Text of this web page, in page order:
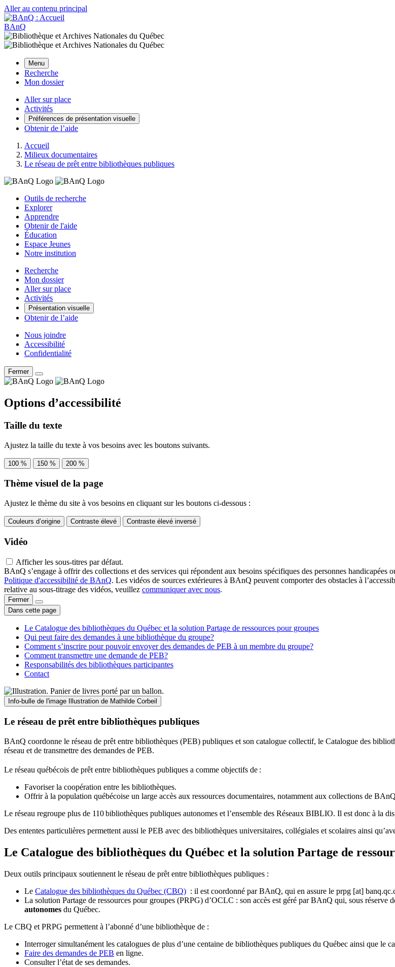
Aller au contenu principal
BAnQ
Menu
Recherche
Mon dossier
Aller sur place
Activités
Préférences de présentation visuelle
Obtenir de l’aide
Accueil
Milieux documentaires
Le réseau de prêt entre bibliothèques publiques
Outils de recherche
Explorer
Apprendre
Obtenir de l'aide
Éducation
Espace Jeunes
Notre institution
Recherche
Mon dossier
Aller sur place
Activités
Présentation visuelle
Obtenir de l’aide
Nous joindre
Accessibilité
Confidentialité
Fermer
Options d’accessibilité
Taille du texte
Ajustez la taille du texte à vos besoins avec les boutons suivants.
100 % 150 % 200 %
Thème visuel de la page
Ajustez le thème du site à vos besoins en cliquant sur les boutons ci-dessous :
Couleurs d’origine Contraste élevé Contraste élevé inversé
Vidéo
Afficher les sous-titres par défaut.
BAnQ s’engage à offrir des collections et des services qui répondent aux besoins spécifiques des personnes
Politique d'accessibilité de BAnQ. Les vidéos de sources extérieures à BAnQ peuvent comporter des obstacles à
relative au sous-titrage des vidéos, veuillez communiquer avec nous.
Fermer
Dans cette page
Le Catalogue des bibliothèques du Québec et la solution Partage de ressources pour groupes
Qui peut faire des demandes à une bibliothèque du groupe?
Comment s’inscrire pour pouvoir envoyer des demandes de PEB à un membre du groupe?
Comment transmettre une demande de PEB?
Responsabilités des bibliothèques participantes
Contact
Info-bulle de l'image Illustration de Mathilde Corbeil
Le réseau de prêt entre bibliothèques publiques
BAnQ coordonne le réseau de prêt entre bibliothèques (PEB) publiques et son catalogue collectif, le Catalogue des
réseau et de transmettre des demandes de PEB.
Le réseau québécois de prêt entre bibliothèques publiques a comme objectifs de :
Favoriser la coopération entre les bibliothèques.
Offrir à la population québécoise un large accès aux ressources documentaires, notamment aux collections de
Le réseau regroupe plus de 110bibliothèques publiques autonomes et l’ensemble des Réseaux BIBLIO. Il est donc à la
Des ententes particulières permettent aussi le PEB avec des bibliothèques universitaires, collégiales et scolaires ainsi
Le Catalogue des bibliothèques du Québec et la solution Partage de
Deux outils principaux soutiennent le réseau de prêt entre bibliothèques publiques :
Le Catalogue des bibliothèques du Québec (CBQ) : il est coordonné par BAnQ, qui en assure le prpg [at]
La solution Partage de ressources pour groupes (PRPG) d’OCLC : son accès est géré par BAnQ qui, sous
autonomes du Québec.
Le CBQ et PRPG permettent à l’abonné d’une bibliothèque de :
Interroger simultanément les catalogues de plus d’une centaine de bibliothèques publiques du Québec ainsi que le
Faire des demandes de PEB en ligne.
Consulter l’état de ses demandes.